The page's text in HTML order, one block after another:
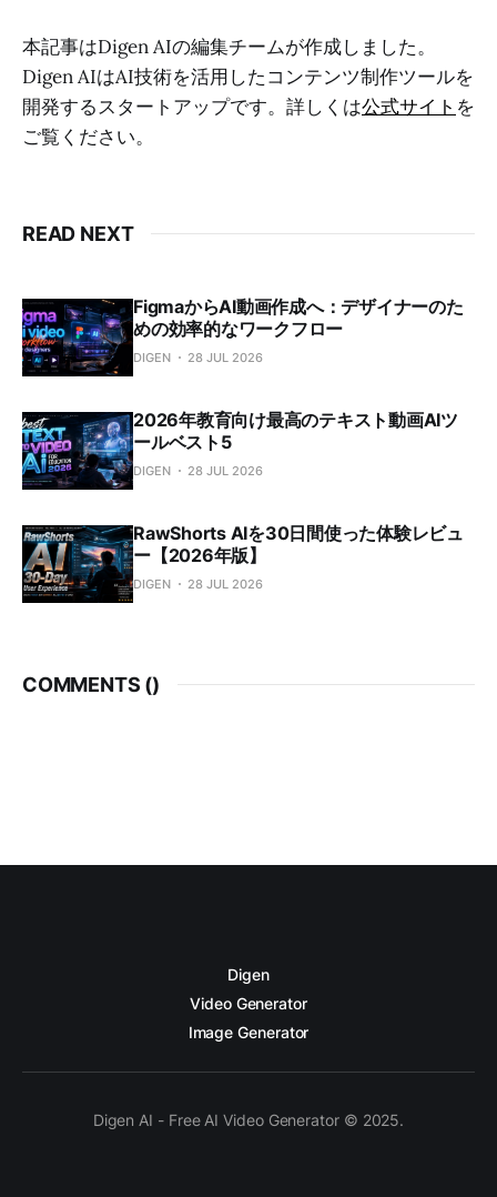
本記事はDigen AIの編集チームが作成しました。
Digen AIはAI技術を活用したコンテンツ制作ツールを
開発するスタートアップです。詳しくは公式サイト を
ご覧ください。
READ NEXT
FigmaからAI動画作成へ：デザイナーのた
めの効率的なワークフロー
DIGEN 28 JUL 2026
2026年教育向け最高のテキスト動画AIツ
ールベスト5
DIGEN 28 JUL 2026
RawShorts AIを30日間使った体験レビュ
ー【2026年版】
DIGEN 28 JUL 2026
COMMENTS ()
Digen
Video Generator
Image Generator
Digen AI - Free AI Video Generator © 2025.